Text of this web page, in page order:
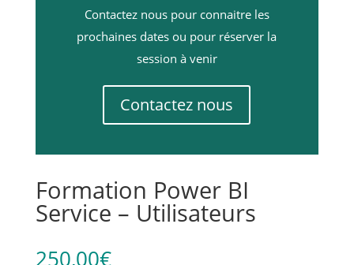
Contactez nous pour connaitre les
prochaines dates ou pour réserver la
session à venir
Contactez nous
Formation Power BI
Service – Utilisateurs
250,00€